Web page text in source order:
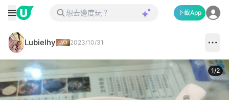
下載App
Lubielhy 2023/10/31
1/2